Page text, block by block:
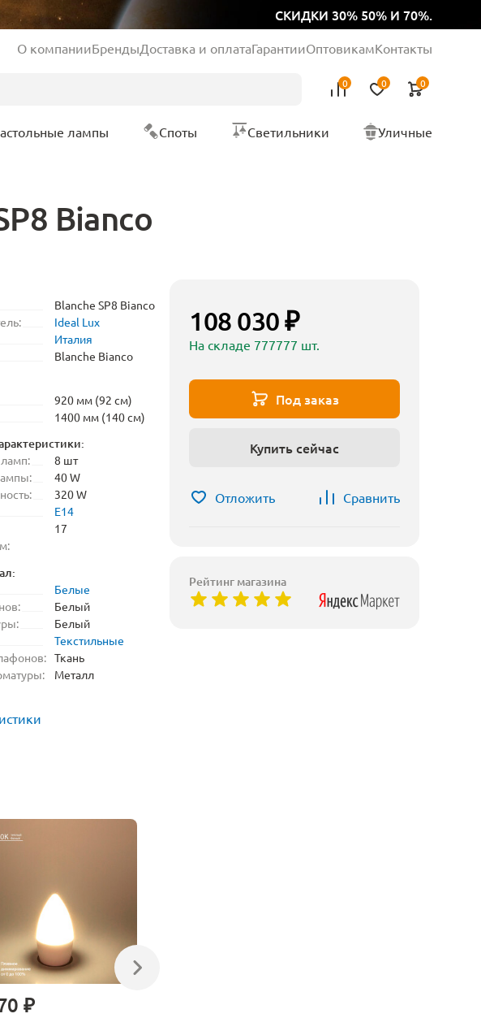
СКИДКИ 30% 50% И 70%.
О компанииБрендыДоставка и оплатаГарантииОптовикамКонтакты
0 0 0
лампы Споты Светильники Уличные
Bianco
Blanche SP8 Bianco
Ideal Lux
Италия
Blanche Bianco
920 мм (92 см)
1400 мм (140 см)
8 шт
40 W
320 W
E14
17
Белые
Белый
Белый
Текстильные
Ткань
Металл
₽
108 030 ₽
На складе 777777 шт.
Под заказ
Купить сейчас
Отложить Сравнить
Рейтинг магазина